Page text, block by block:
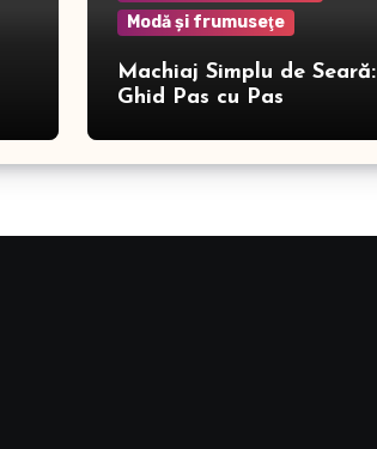
Modă şi frumuseţe
Machiaj Simplu de Seară:
Ghid Pas cu Pas